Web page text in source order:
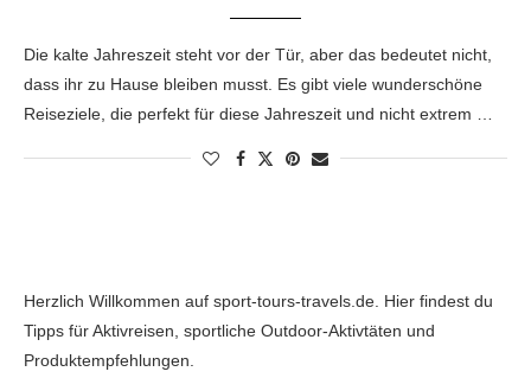
Die kalte Jahreszeit steht vor der Tür, aber das bedeutet nicht,
dass ihr zu Hause bleiben musst. Es gibt viele wunderschöne
Reiseziele, die perfekt für diese Jahreszeit und nicht extrem …
Herzlich Willkommen auf sport-tours-travels.de. Hier findest du
Tipps für Aktivreisen, sportliche Outdoor-Aktivtäten und
Produktempfehlungen.